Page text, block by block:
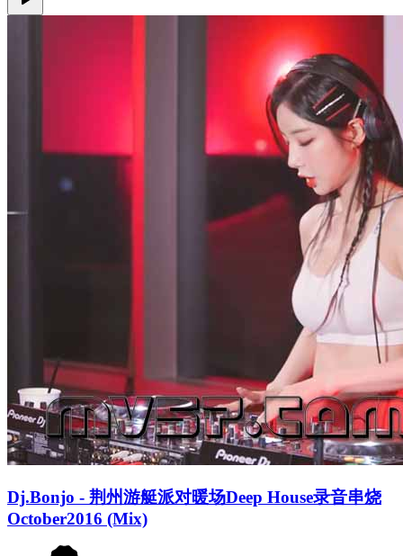
Dj.Bonjo - 荆州游艇派对暖场Deep House录音串烧
October2016 (Mix)